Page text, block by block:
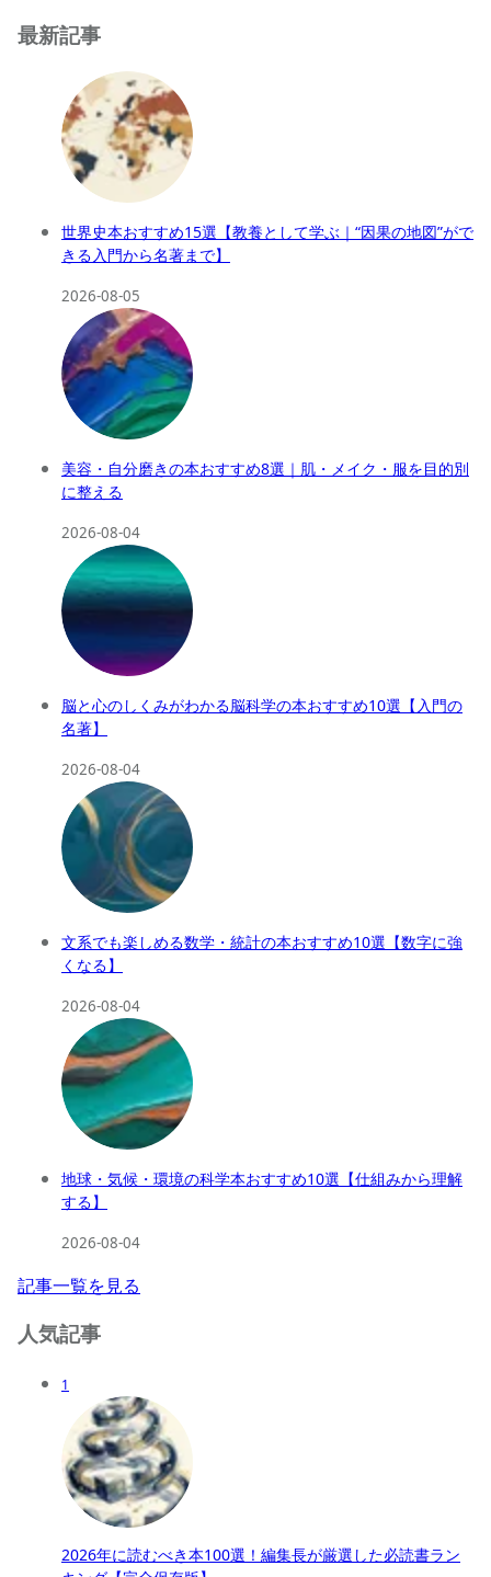
最新記事
世界史本おすすめ15選【教養として学ぶ｜“因果の地図”がで
きる入門から名著まで】
2026-08-05
美容・自分磨きの本おすすめ8選｜肌・メイク・服を目的別
に整える
2026-08-04
脳と心のしくみがわかる脳科学の本おすすめ10選【入門の
名著】
2026-08-04
文系でも楽しめる数学・統計の本おすすめ10選【数字に強
くなる】
2026-08-04
地球・気候・環境の科学本おすすめ10選【仕組みから理解
する】
2026-08-04
記事一覧を見る
人気記事
1
2026年に読むべき本100選！編集長が厳選した必読書ラン